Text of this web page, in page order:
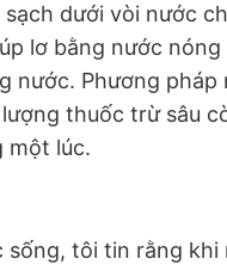
sạch dưới vòi nước
lơ bằng nước
nước. Phương pháp
thuốc trừ sâu
một lúc.
sống, tôi tin rằng khi